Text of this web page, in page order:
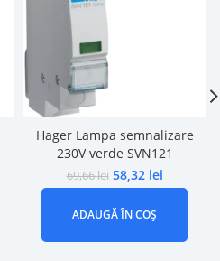
Hager Lampa semnalizare
230V verde SVN121
69,66lei 58,32 lei
ADAUGĂ ÎN COȘ